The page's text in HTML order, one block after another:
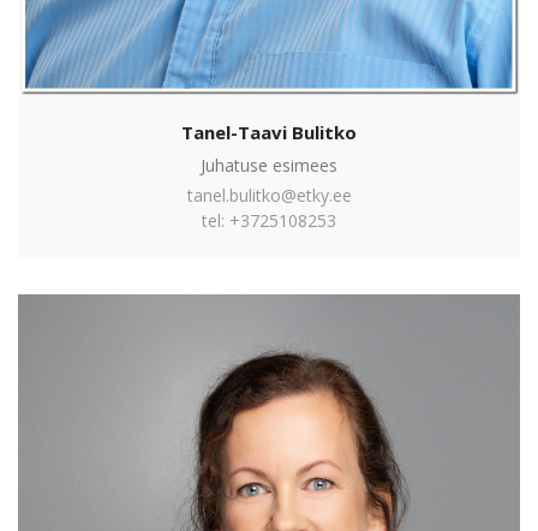
Tanel-Taavi Bulitko
Juhatuse esimees
tanel.bulitko@etky.ee
tel: +3725108253